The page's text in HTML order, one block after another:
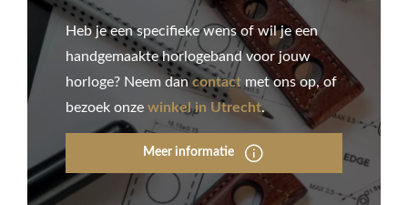
Heb je een specifieke wens of wil je een
handgemaakte horlogeband voor jouw
horloge? Neem dan contact met ons op, of
bezoek onze winkel in Utrecht.
Meer informatie